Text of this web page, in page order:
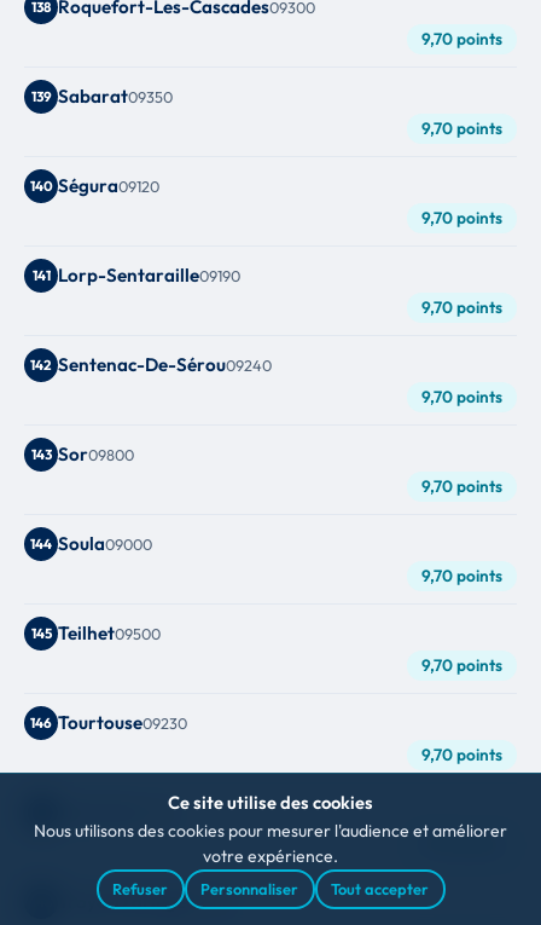
138 Roquefort-Les-Cascades09300
9,70 points
139 Sabarat09350
9,70 points
140 Ségura09120
9,70 points
141 Lorp-Sentaraille09190
9,70 points
142 Sentenac-De-Sérou09240
9,70 points
143 Sor09800
9,70 points
144 Soula09000
9,70 points
145 Teilhet09500
9,70 points
146 Tourtouse09230
9,70 points
09500
9,70 points
Troye-D'ariège09500
Ce site utilise des cookies
Nous utilisons des cookies pour mesurer l'audience et améliorer
votre expérience.
Refuser Personnaliser Tout accepter